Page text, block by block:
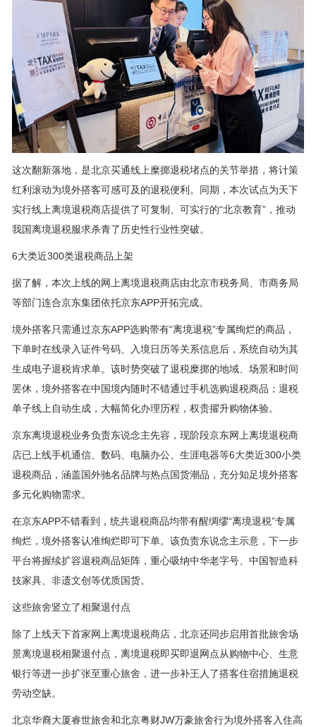
这次翻新落地，是北京买通线上糜掷退税堵点的关节举措，将计策
红利滚动为境外搭客可感可及的退税便利。同期，本次试点为天下
实行线上离境退税商店提供了可复制、可实行的“北京教育”，推动
我国离境退税服求杀青了历史性行业性突破。
6大类近300类退税商品上架
据了解，本次上线的网上离境退税商店由北京市税务局、市商务局
等部门连合京东集团依托京东APP开拓完成。
境外搭客只需通过京东APP选购带有“离境退税”专属绚烂的商品，
下单时在线录入证件号码、入境日历等关系信息后，系统自动为其
生成电子退税肯求单。该时势突破了退税糜掷的地域、场景和时间
罢休，境外搭客在中国境内随时不错通过手机选购退税商品；退税
单子线上自动生成，大幅简化办理历程，权贵擢升购物体验。
京东离境退税业务负责东说念主先容，现阶段京东网上离境退税商
店已上线手机通信、数码、电脑办公、生涯电器等6大类近300小类
退税商品，涵盖国外驰名品牌与热点国货潮品，充分知足境外搭客
多元化购物需求。
在京东APP不错看到，统共退税商品均带有醒绸缪“离境退税”专属
绚烂，境外搭客认准绚烂即可下单。该负责东说念主示意，下一步
平台将握续扩容退税商品矩阵，重心吸纳中华老字号、中国智造科
技家具、非遗文创等优质国货。
这些旅舍竖立了相聚退付点
除了上线天下首家网上离境退税商店，北京还同步启用首批旅舍场
景离境退税相聚退付点，离境退税即买即退网点从购物中心、生意
银行等进一步扩张至重心旅舍，进一步补王人了搭客住宿措施退税
劳动空缺。
北京华裔大厦睿世旅舍和北京粤财JW万豪旅舍行为境外搭客入住高